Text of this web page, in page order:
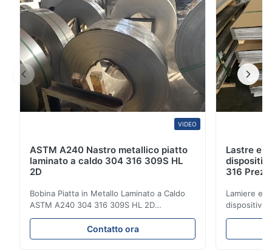
inossidabile XHD ...
VIDEO
ASTM A240 Nastro metallico piatto
laminato a caldo 304 316 309S HL
2D
Bobina Piatta in Metallo Laminato a Caldo
ASTM A240 304 316 309S HL 2D
Bobina/Nastro in Acciaio Inossidabile
Laminato a Caldo/Freddo 304 316 309S 310
310S 316L 321 ASTM A240 Specifiche del
Contatto ora
Lastre e
dispositivi
316
Lamiere e
dispositivi
Prezzo
acciaio